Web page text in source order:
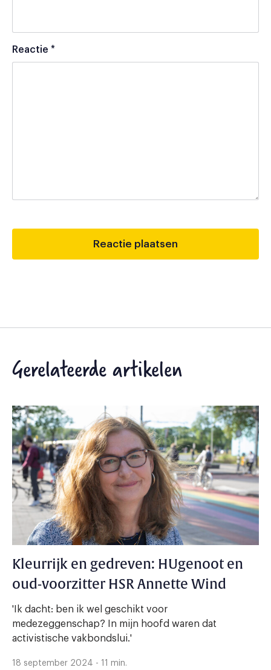
Reactie *
Gerelateerde artikelen
Kleurrijk en gedreven: HUgenoot en
oud-voorzitter HSR Annette Wind
'Ik dacht: ben ik wel geschikt voor
medezeggenschap? In mijn hoofd waren dat
activistische vakbondslui.'
18 september 2024 - 11 min.